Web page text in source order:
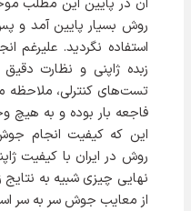
روش بسیار پایین آمد و
استفاده نگردید. عليرغم
زبده ژاپني و نظارت
تست‌هاي كنترلي، ملاحظه
فاجعه بار بوده و به هيچ
اين كه كيفيت انجام
روش در ايران با كيفيت
نهايی چيزی شبيه به نتايج
از معایب جوش سر به سر